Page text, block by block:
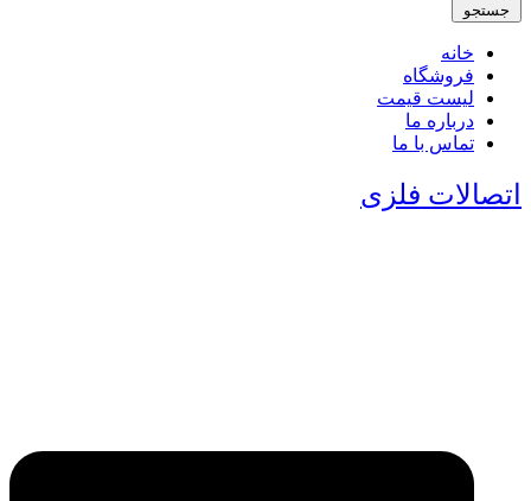
جستجو
خانه
فروشگاه
لیست قیمت
درباره ما
تماس با ما
اتصالات فلزی